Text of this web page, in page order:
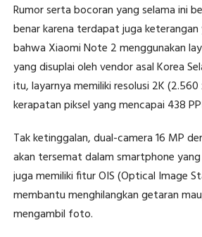
Rumor serta bocoran yang selama ini
benar karena terdapat juga
bahwa Xiaomi Note 2 menggunakan
yang disuplai oleh vendor asal Korea
itu, layarnya memiliki resolusi 2K
kerapatan piksel yang mencapai 438
Tak ketinggalan, dual-camera 16 MP
akan tersemat dalam smartphone
juga memiliki fitur OIS (Optical Image
membantu menghilangkan getaran
mengambil foto.